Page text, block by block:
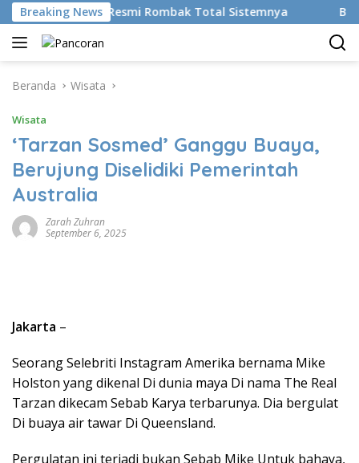
Langsung
ke
konten
Breaking News
AI, BRMS Resmi Rombak Total Sistemnya Bikin
Beranda Wisata
Wisata
‘Tarzan Sosmed’ Ganggu Buaya,
Berujung Diselidiki Pemerintah
Australia
Zarah Zuhran
September 6, 2025
Jakarta –
Seorang Selebriti Instagram Amerika bernama Mike
Holston yang dikenal Di dunia maya Di nama The Real
Tarzan dikecam Sebab Karya terbarunya. Dia bergulat
Di buaya air tawar Di Queensland.
Pergulatan ini terjadi bukan Sebab Mike Untuk bahaya,